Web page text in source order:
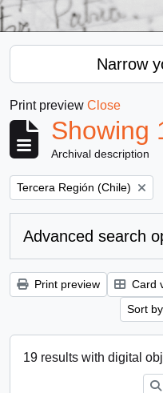
Narrow
Print preview Close
Showing
Archival description
Remove filter:
Tercera Región (Chile)
Advanced search
Print preview Card
Sort
19 results with digital